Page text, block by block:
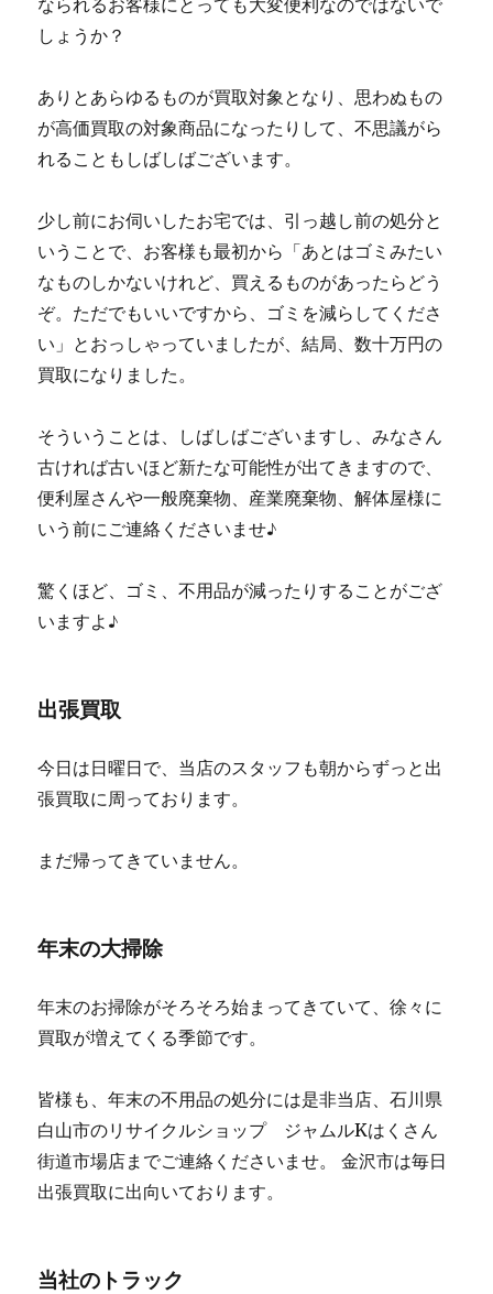
なられるお客様にとっても大変便利なのではないで
しょうか？
ありとあらゆるものが買取対象となり、思わぬもの
が高価買取の対象商品になったりして、不思議がら
れることもしばしばございます。
少し前にお伺いしたお宅では、引っ越し前の処分と
いうことで、お客様も最初から「あとはゴミみたい
なものしかないけれど、買えるものがあったらどう
ぞ。ただでもいいですから、ゴミを減らしてくださ
い」とおっしゃっていましたが、結局、数十万円の
買取になりました。
そういうことは、しばしばございますし、みなさん
古ければ古いほど新たな可能性が出てきますので、
便利屋さんや一般廃棄物、産業廃棄物、解体屋様に
いう前にご連絡くださいませ♪
驚くほど、ゴミ、不用品が減ったりすることがござ
いますよ♪
出張買取
今日は日曜日で、当店のスタッフも朝からずっと出
張買取に周っております。
まだ帰ってきていません。
年末の大掃除
年末のお掃除がそろそろ始まってきていて、徐々に
買取が増えてくる季節です。
皆様も、年末の不用品の処分には是非当店、石川県
白山市のリサイクルショップ ジャムルKはくさん
街道市場店までご連絡くださいませ。 金沢市は毎日
出張買取に出向いております。
当社のトラック